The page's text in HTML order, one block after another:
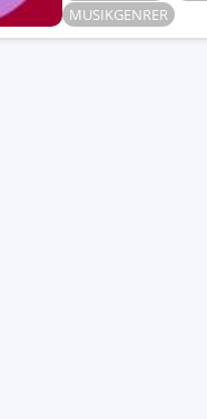
MUSIKGENRER